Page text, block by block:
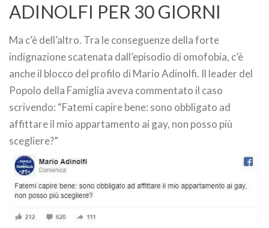
ADINOLFI PER 30 GIORNI
Ma c’è dell’altro. Tra le conseguenze della forte
indignazione scatenata dall’episodio di omofobia, c’è
anche il blocco del profilo di Mario Adinolfi. Il leader del
Popolo della Famiglia aveva commentato il caso
scrivendo: “Fatemi capire bene: sono obbligato ad
affittare il mio appartamento ai gay, non posso più
scegliere?”